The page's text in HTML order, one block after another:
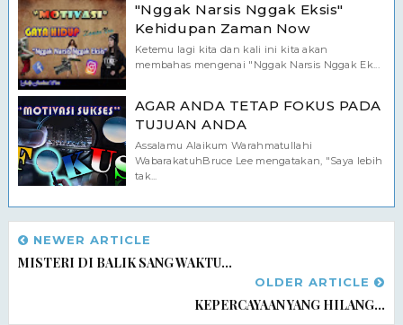
"Nggak Narsis Nggak Eksis"
Kehidupan Zaman Now
Ketemu lagi kita dan kali ini kita akan
membahas mengenai "Nggak Narsis Nggak Ek...
AGAR ANDA TETAP FOKUS PADA
TUJUAN ANDA
Assalamu Alaikum Warahmatullahi
WabarakatuhBruce Lee mengatakan, "Saya lebih
tak...
NEWER ARTICLE
MISTERI DI BALIK SANG WAKTU...
OLDER ARTICLE
KEPERCAYAAN YANG HILANG...